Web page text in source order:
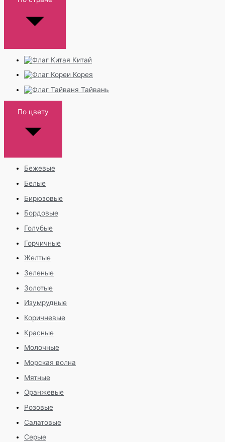
Китай
Корея
Тайвань
По цвету
Бежевые
Белые
Бирюзовые
Бордовые
Голубые
Горчичные
Желтые
Зеленые
Золотые
Изумрудные
Коричневые
Красные
Молочные
Морская волна
Мятные
Оранжевые
Розовые
Салатовые
Серые